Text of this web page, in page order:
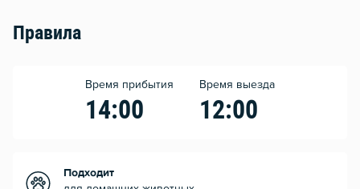
Правила
Время прибытия
14:00
Время выезда
12:00
Подходит